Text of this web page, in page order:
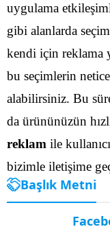
uygulama
gibi alanlarda
kendi için reklama
bu seçimlerin
alabilirsiniz. Bu
da ürününüzün
reklam ile
bizimle iletişime
Başlık Metni